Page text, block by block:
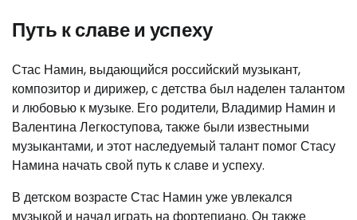
Путь к славе и успеху
Стас Намин, выдающийся российский музыкант,
композитор и дирижер, с детства был наделен талантом
и любовью к музыке. Его родители, Владимир Намин и
Валентина Легкоступова, также были известными
музыкантами, и этот наследуемый талант помог Стасу
Намина начать свой путь к славе и успеху.
В детском возрасте Стас Намин уже увлекался
музыкой и начал играть на фортепиано. Он также